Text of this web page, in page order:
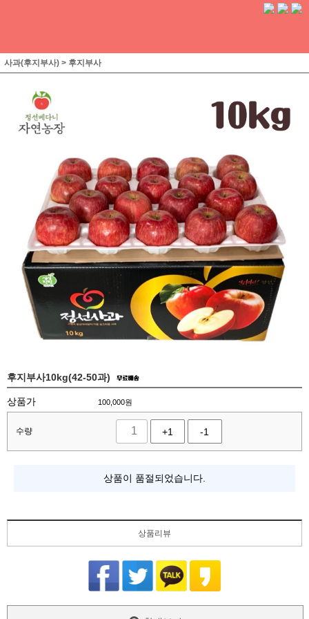
사과(후지부사) > 후지부사
후지부사10kg(42-50과)
상품가 100,000원
수량 +1 -1
상품이 품절되었습니다.
상품리뷰